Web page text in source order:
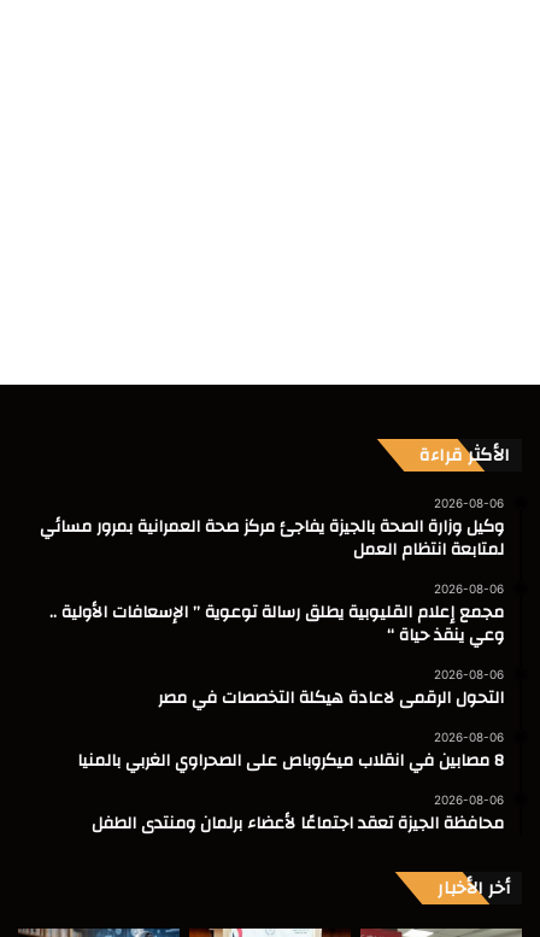
الأكثر قراءة
2026-08-06
وكيل وزارة الصحة بالجيزة يفاجئ مركز صحة العمرانية بمرور مسائي
لمتابعة انتظام العمل
2026-08-06
مجمع إعلام القليوبية يطلق رسالة توعوية ” الإسعافات الأولية ..
وعي ينقذ حياة “
2026-08-06
التحول الرقمى لاعادة هيكلة التخصصات في مصر
2026-08-06
8 مصابين في انقلاب ميكروباص على الصحراوي الغربي بالمنيا
2026-08-06
محافظة الجيزة تعقد اجتماعًا لأعضاء برلمان ومنتدى الطفل
أخر الأخبار